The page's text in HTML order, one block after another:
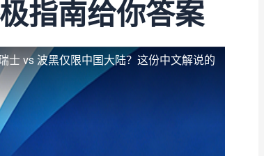
指南给你答案
士 vs 波黑仅限中国大陆？这份中文解说的